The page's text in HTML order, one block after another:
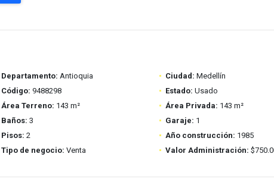
Departamento: Antioquia Ciudad: Medellín
Código: 9488298 Estado: Usado
Área Terreno: 143 m² Área Privada: 143 m²
Baños: 3 Garaje: 1
Pisos: 2 Año construcción: 1985
Tipo de negocio: Venta Valor Administración: